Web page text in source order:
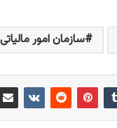
سازمان امور مالیاتی